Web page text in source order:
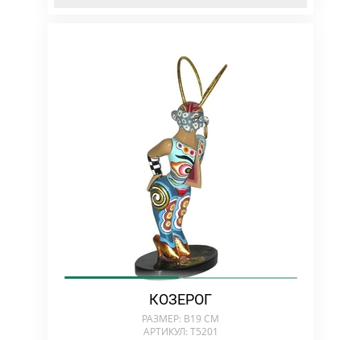
КОЗЕРОГ
РАЗМЕР: В19 СМ
АРТИКУЛ: T5201